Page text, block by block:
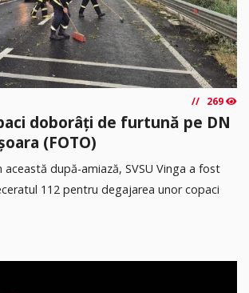
269
doborâți de furtună pe DN
(FOTO)
după-amiază, SVSU Vinga a fost
112 pentru degajarea unor copaci